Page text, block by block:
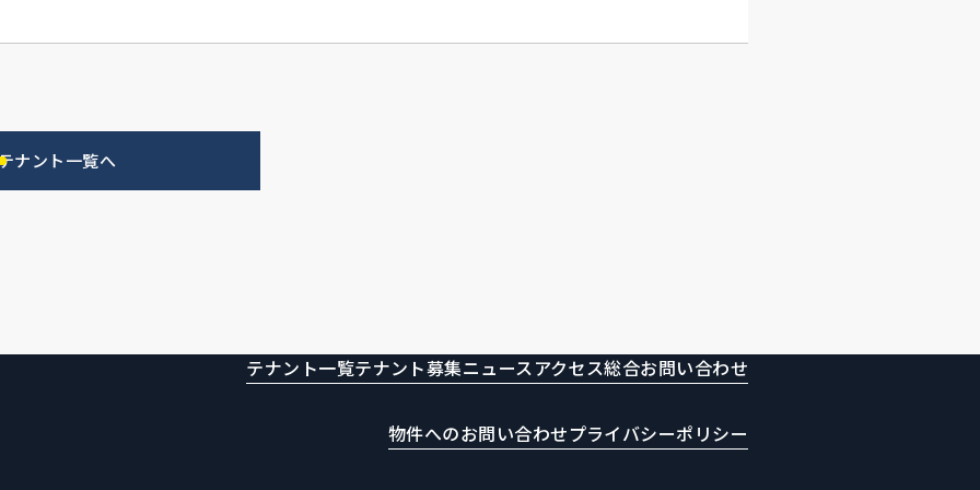
ナント一覧へ
テナント一覧テナント募集ニュースアクセス総合お問い合わせ
物件へのお問い合わせプライバシーポリシー